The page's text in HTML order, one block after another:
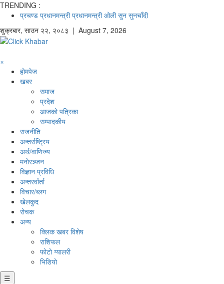
TRENDING :
प्रचण्ड प्रधानमन्त्री प्रधानमन्त्री ओली सुन सुनचाँदी
शुक्रबार, साउन २२, २०८३ | August 7, 2026
×
होमपेज
खबर
समाज
प्रदेश
आजको पत्रिका
सम्पादकीय
राजनीति
अन्तर्राष्ट्रिय
अर्थ/वाणिज्य
मनाेरञ्जन
विज्ञान प्रविधि
अन्तरर्वार्ता
विचार/ब्लग
खेलकुद
रोचक
अन्य
क्लिक खबर विशेष
राशिफल
फोटो ग्यालरी
भिडियो
☰